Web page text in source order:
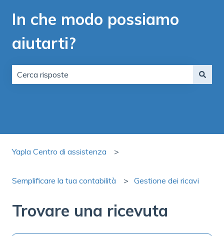
In che modo possiamo
aiutarti?
Yapla Centro di assistenza
Semplificare la tua contabilità Gestione dei ricavi
Trovare una ricevuta